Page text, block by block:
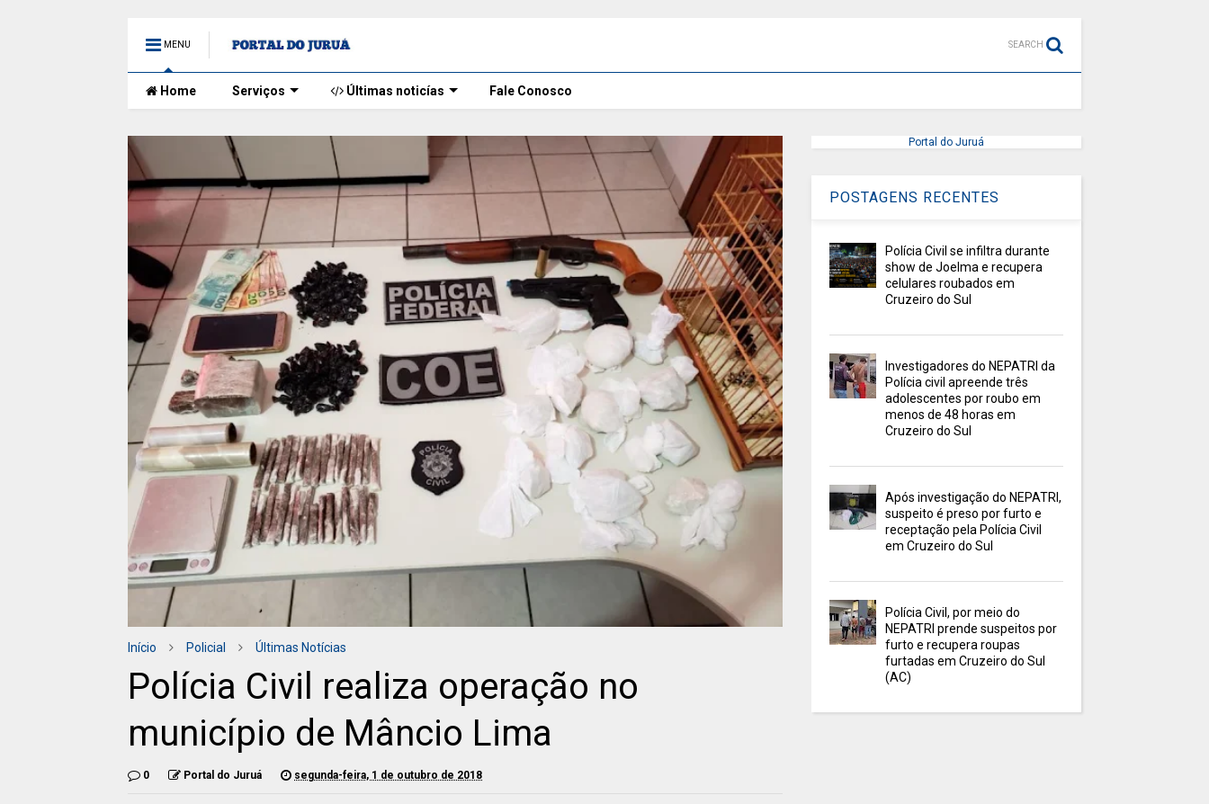
MENU SEARCH
Home Serviços Últimas noticías Fale Conosco
Início Policial Últimas Notícias
Polícia Civil realiza operação no
município de Mâncio Lima
0 Portal do Juruá segunda-feira, 1 de outubro de 2018
Portal do Juruá
POSTAGENS RECENTES
Polícia Civil se infiltra durante
show de Joelma e recupera
celulares roubados em
Cruzeiro do Sul
Investigadores do NEPATRI da
Polícia civil apreende três
adolescentes por roubo em
menos de 48 horas em
Cruzeiro do Sul
Após investigação do NEPATRI,
suspeito é preso por furto e
receptação pela Polícia Civil
em Cruzeiro do Sul
Polícia Civil, por meio do
NEPATRI prende suspeitos por
furto e recupera roupas
furtadas em Cruzeiro do Sul
(AC)